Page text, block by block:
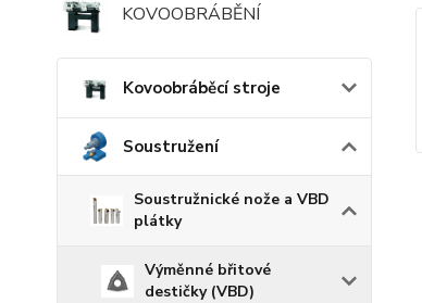
KOVOOBRÁBĚNÍ
Kovoobráběcí stroje
Soustružení
Soustružnické nože a VBD
plátky
Výměnné břitové
destičky (VBD)